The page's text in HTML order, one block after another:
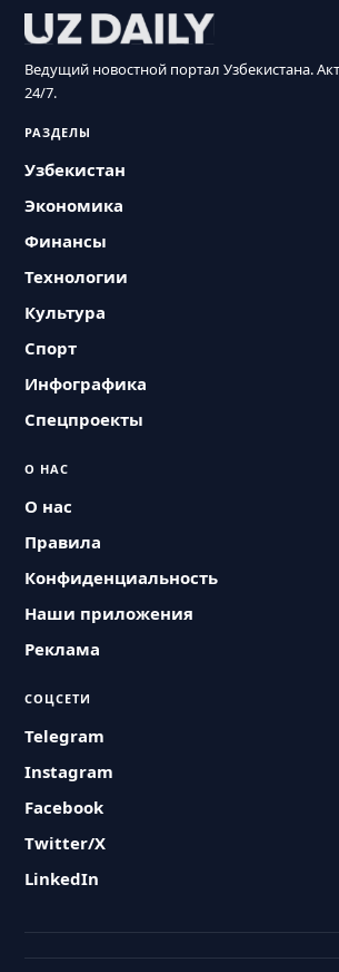
Ведущий новостной портал Узбекистана.
24/7.
РАЗДЕЛЫ
Узбекистан
Экономика
Финансы
Технологии
Культура
Спорт
Инфографика
Спецпроекты
О НАС
О нас
Правила
Конфиденциальность
Наши приложения
Реклама
СОЦСЕТИ
Telegram
Instagram
Facebook
Twitter/X
LinkedIn